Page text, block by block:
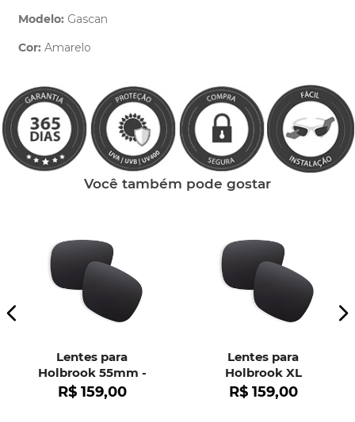
Modelo: Gascan
Cor: Amarelo
Você também pode gostar
Lentes para
Holbrook 55mm -
OO9102
R$ 159,00
Lentes para
Holbrook XL
R$ 159,00